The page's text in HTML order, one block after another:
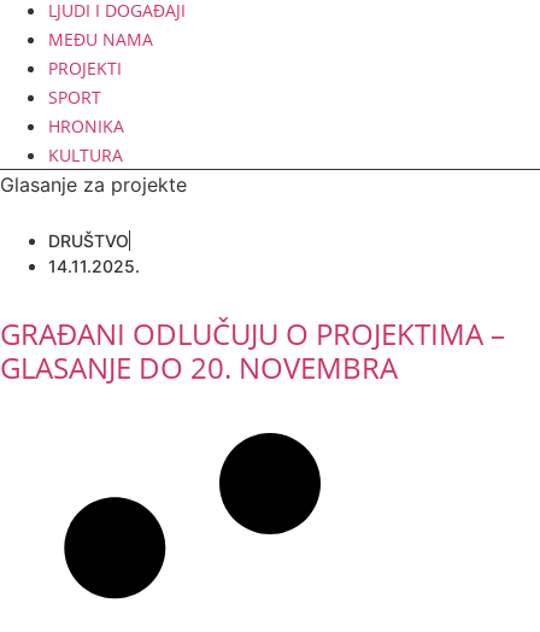
LJUDI I DOGAĐAJI
MEĐU NAMA
PROJEKTI
SPORT
HRONIKA
KULTURA
Glasanje za projekte
DRUŠTVO
14.11.2025.
GRAĐANI ODLUČUJU O PROJEKTIMA –
GLASANJE DO 20. NOVEMBRA